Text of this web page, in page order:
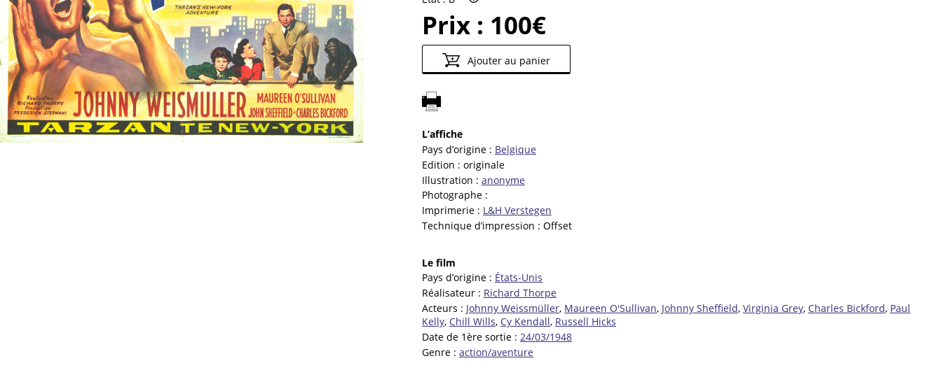
Prix : 100€
Ajouter au panier
L’affiche
Pays d’origine : Belgique
Edition : originale
Illustration : anonyme
Photographe :
Imprimerie : L&H Verstegen
Technique d’impression : Offset
Le film
Pays d’origine : États-Unis
Réalisateur : Richard Thorpe
Acteurs : Johnny Weissmüller, Maureen O'Sullivan, Johnny Sheffield, Virginia Grey, Charles Bickford, Paul
Kelly, Chill Wills, Cy Kendall, Russell Hicks
Date de 1ère sortie : 24/03/1948
Genre : action/aventure